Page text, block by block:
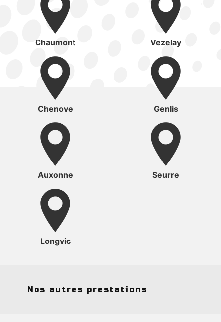
Chaumont Vezelay
Chenove Genlis
Auxonne Seurre
Longvic
Nos autres prestations